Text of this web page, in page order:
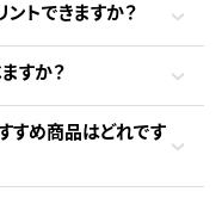
トできますか？
すか？
すめ商品はどれです